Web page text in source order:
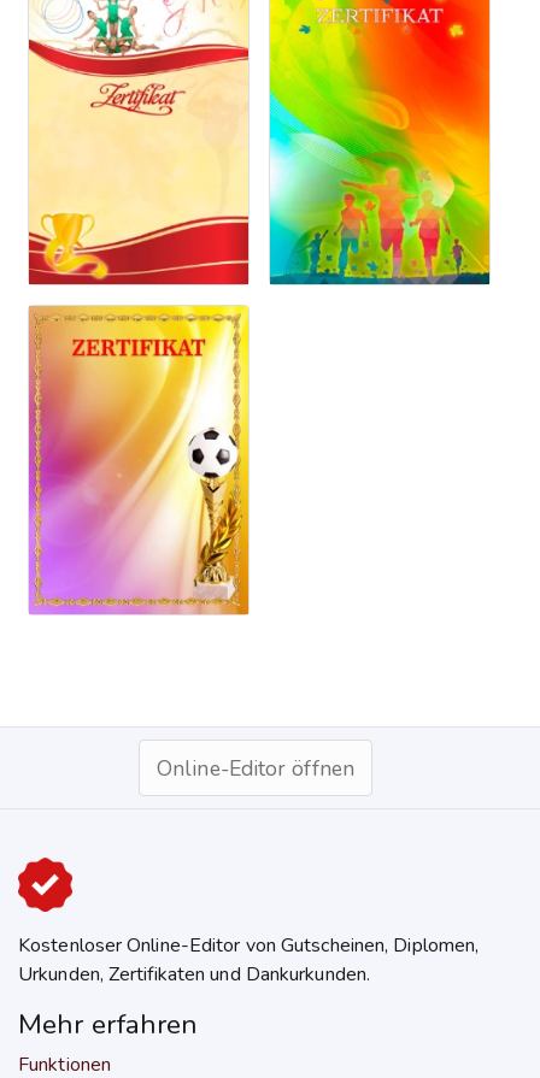
Online-Editor öffnen
Kostenloser Online-Editor von Gutscheinen, Diplomen,
Urkunden, Zertifikaten und Dankurkunden.
Mehr erfahren
Funktionen